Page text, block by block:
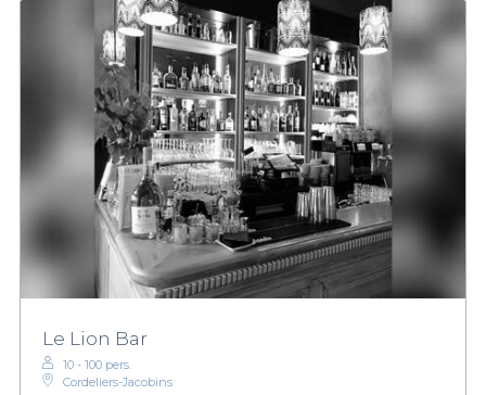
Le Lion Bar
10 - 100 pers.
Cordeliers-Jacobins